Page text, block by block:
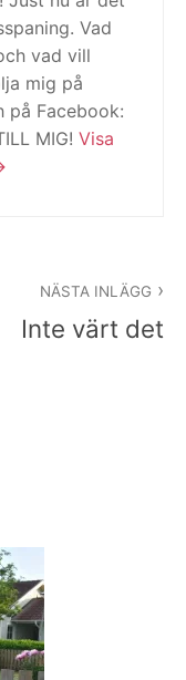
Vad
vad vill
mig på
på Facebook:
MIG! Visa
NÄSTA INLÄGG
Inte värt det